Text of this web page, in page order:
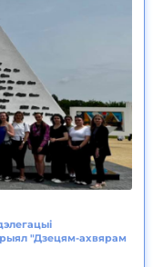
"Дзецям-ахвярам